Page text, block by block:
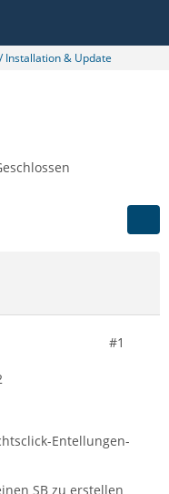
Installation & Update
#1
Entellungen-
SB zu erstellen